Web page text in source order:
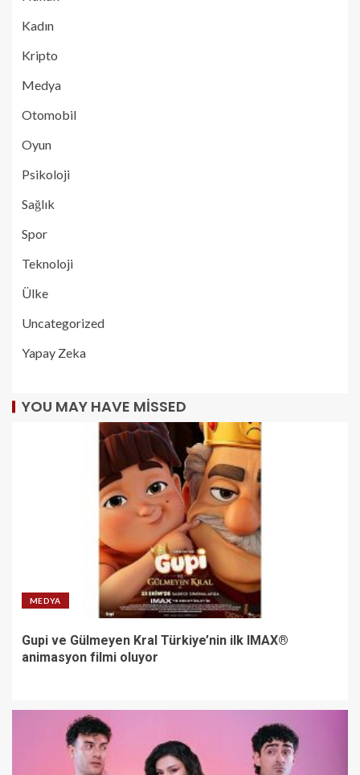
Kadın
Kripto
Medya
Otomobil
Oyun
Psikoloji
Sağlık
Spor
Teknoloji
Ülke
Uncategorized
Yapay Zeka
YOU MAY HAVE MISSED
MEDYA
Gupi ve Gülmeyen Kral Türkiye’nin ilk IMAX®
animasyon filmi oluyor